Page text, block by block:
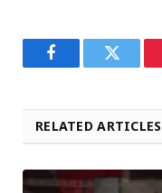
FacebookTwitter
RELATED ARTICLES